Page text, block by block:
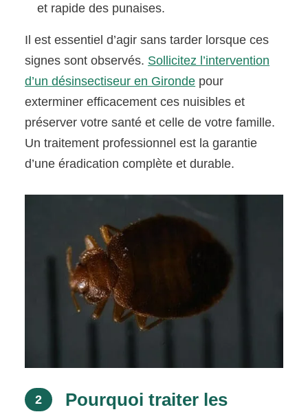
et rapide des punaises.
Il est essentiel d’agir sans tarder lorsque ces
signes sont observés. Sollicitez l’intervention
d’un désinsectiseur en Gironde pour
exterminer efficacement ces nuisibles et
préserver votre santé et celle de votre famille.
Un traitement professionnel est la garantie
d’une éradication complète et durable.
2
Pourquoi traiter les